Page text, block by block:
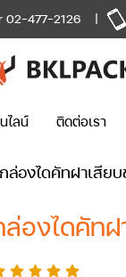
02-477-2126 |
ไลน์ ติดต่อเรา
กล่องไดคัทฝาเสีย
องไดคัท